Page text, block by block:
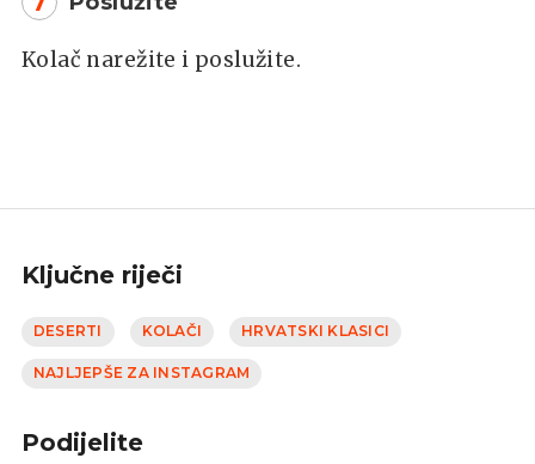
Kolač narežite i poslužite.
Ključne riječi
DESERTI KOLAČI HRVATSKI KLASICI
NAJLJEPŠE ZA INSTAGRAM
Podijelite